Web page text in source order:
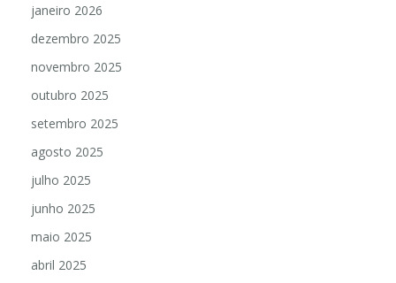
janeiro 2026
dezembro 2025
novembro 2025
outubro 2025
setembro 2025
agosto 2025
julho 2025
junho 2025
maio 2025
abril 2025